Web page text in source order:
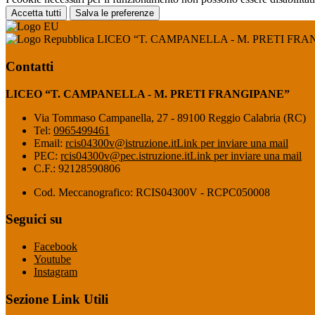
Accetta tutti Salva le preferenze
LICEO “T. CAMPANELLA - M. PRETI
Contatti
LICEO “T. CAMPANELLA - M. PRETI FRANGIPANE”
Via Tommaso Campanella, 27 - 89100 Reggio Calabria (RC)
Tel: 0965499461
Email: rcis04300v@istruzione.itLink per inviare una mail
PEC: rcis04300v@pec.istruzione.itLink per inviare una mail
C.F.: 92128590806
Cod. Meccanografico: RCIS04300V - RCPC050008
Seguici su
Facebook
Youtube
Instagram
Sezione Link Utili